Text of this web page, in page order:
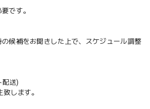
です。
候補をお聞きした上で、スケジュール調整
配送)
します。